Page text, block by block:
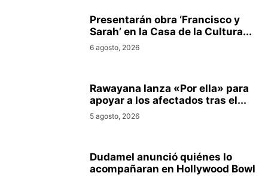
Presentarán obra ‘Francisco y
Sarah’ en la Casa de la Cultura...
6 agosto, 2026
Rawayana lanza «Por ella» para
apoyar a los afectados tras el...
5 agosto, 2026
Dudamel anunció quiénes lo
acompañaran en Hollywood Bowl